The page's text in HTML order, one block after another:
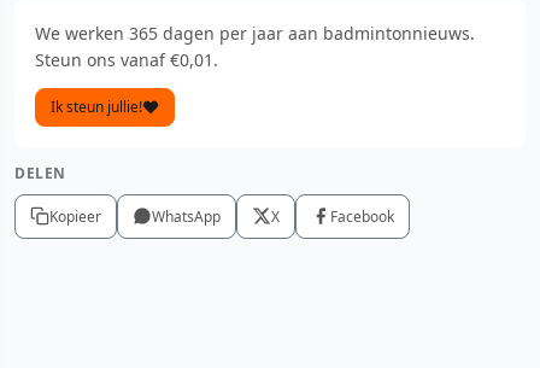
We werken 365 dagen per jaar aan badmintonnieuws.
Steun ons vanaf €0,01.
Ik steun jullie!
DELEN
Kopieer WhatsApp X Facebook